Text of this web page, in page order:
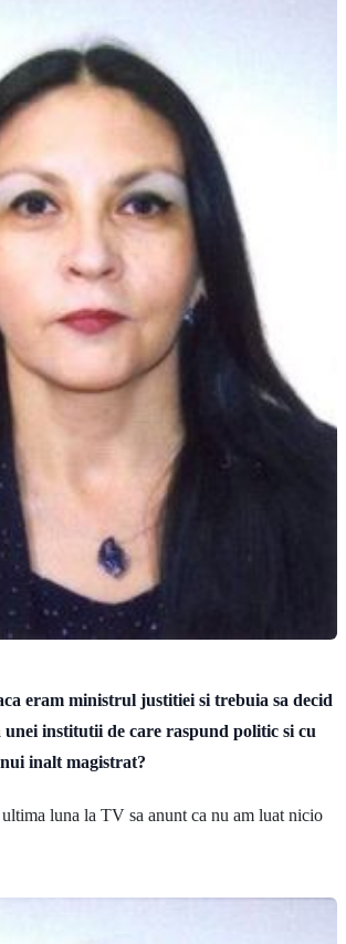
eram ministrul justitiei si trebuia sa decid
institutii de care raspund politic si cu
inalt magistrat?
luna la TV sa anunt ca nu am luat nicio